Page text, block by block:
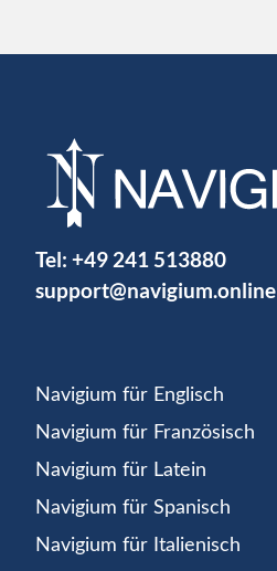
Tel: +49 241 513880
support@navigium.online
Navigium für Englisch
Navigium für Französisch
Navigium für Latein
Navigium für Spanisch
Navigium für Italienisch